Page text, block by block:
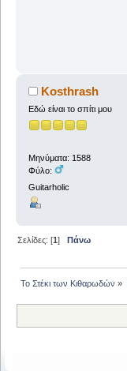
Kosthrash
Εδώ είναι το σπίτι μου
Μηνύματα: 1588
Φύλο:
Guitarholic
Σελίδες: [1] Πάνω
Το Στέκι των Κιθαρωδών »